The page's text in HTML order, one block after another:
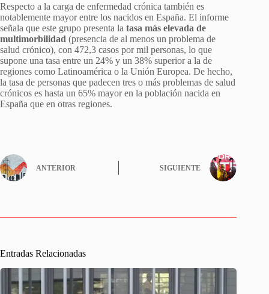
Respecto a la carga de enfermedad crónica también es
notablemente mayor entre los nacidos en España. El informe
señala que este grupo presenta la tasa más elevada de
multimorbilidad (presencia de al menos un problema de
salud crónico), con 472,3 casos por mil personas, lo que
supone una tasa entre un 24% y un 38% superior a la de
regiones como Latinoamérica o la Unión Europea. De hecho,
la tasa de personas que padecen tres o más problemas de salud
crónicos es hasta un 65% mayor en la población nacida en
España que en otras regiones.
ANTERIOR SIGUIENTE
Entradas Relacionadas